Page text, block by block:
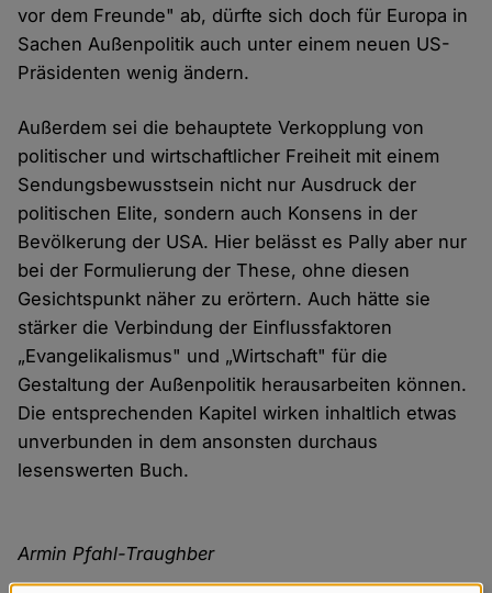
vor dem Freunde" ab, dürfte sich doch für Europa in
Sachen Außenpolitik auch unter einem neuen US-
Präsidenten wenig ändern.
Außerdem sei die behauptete Verkopplung von
politischer und wirtschaftlicher Freiheit mit einem
Sendungsbewusstsein nicht nur Ausdruck der
politischen Elite, sondern auch Konsens in der
Bevölkerung der USA. Hier belässt es Pally aber nur
bei der Formulierung der These, ohne diesen
Gesichtspunkt näher zu erörtern. Auch hätte sie
stärker die Verbindung der Einflussfaktoren
„Evangelikalismus" und „Wirtschaft" für die
Gestaltung der Außenpolitik herausarbeiten können.
Die entsprechenden Kapitel wirken inhaltlich etwas
unverbunden in dem ansonsten durchaus
lesenswerten Buch.
Armin Pfahl-Traughber